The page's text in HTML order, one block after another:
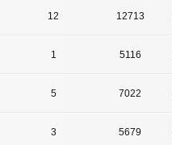
12 12713
1 5116
5 7022
3 5679